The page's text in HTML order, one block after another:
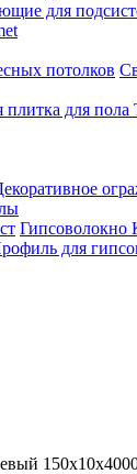
для
потолков
плитка для пола
Гипсоволокно
для